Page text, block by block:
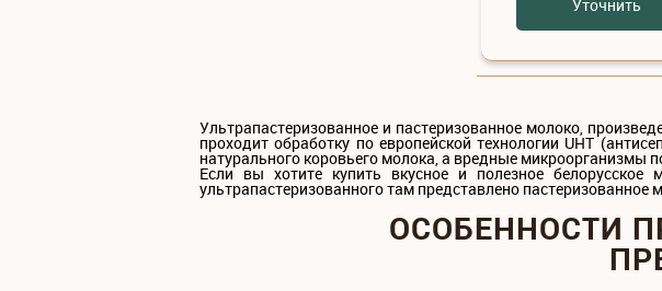
Уточнить
Ультрапастеризованное и пастеризованное молоко,
проходит обработку по европейской технологии UHT
натурального коровьего молока, а вредные микроорганизмы
Если вы хотите купить вкусное и полезное
ультрапастеризованного там представлено
ОСОБЕННОСТИ